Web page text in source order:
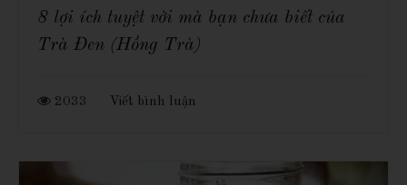
8 lợi ích tuyệt vời mà bạn chưa biết của
Trà Đen (Hồng Trà)
2033 Viết bình luận